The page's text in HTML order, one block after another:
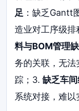
足 ：缺乏Gantt
造业对工序级
料与BOM管理
务的关联，无法
踪；3.缺乏车
系统对接，难以